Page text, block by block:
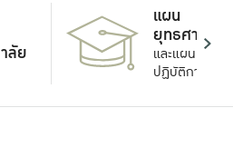
ลัย
แผน
ยุทธศาสตร์
และแผน
ปฏิบัติการ